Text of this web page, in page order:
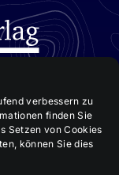
verbessern zu
finden Sie
Setzen von Cookies
können Sie dies